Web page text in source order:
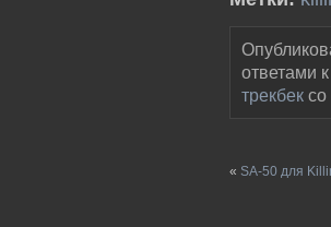
ответами
трекбек со
« SA-50 для